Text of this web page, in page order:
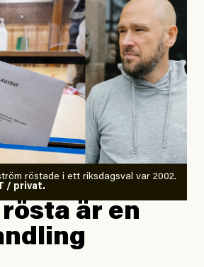
person vars ”bakgrund skapar
Problemet är att artikeln
oro i palestinarörelsen – och den
– än den porträtterade personen
enkel regel inom alla politiska
misstänkta infiltratörer:
på att de är infiltratörer, och då
så fort det bara går för att skydda
en inga bevis, bara misstankar,
diskret, just för att inte skapa
röstade i ett riksdagsval var 2002.
/ privat.
är en